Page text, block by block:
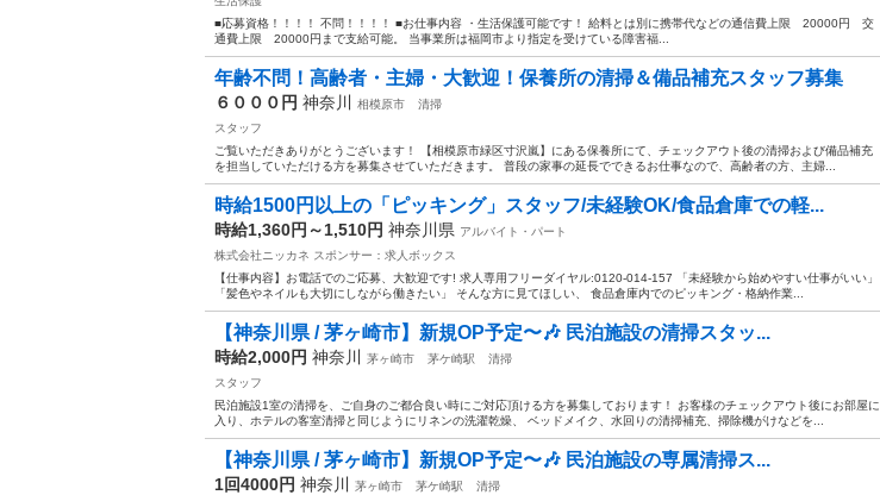
■応募資格！！！！ 不問！！！！ ■お仕事内容 ・生活保護可能です！ 給料とは別に携帯代などの通信費上限 20000円 交
通費上限 20000円まで支給可能。 当事業所は福岡市より指定を受けている障害福...
年齢不問！高齢者・主婦・大歓迎！保養所の清掃＆備品補充スタッフ募集
６０００円 神奈川 相模原市
清掃
スタッフ
ご覧いただきありがとうございます！ 【相模原市緑区寸沢嵐】にある保養所にて、チェックアウト後の清掃および備品補充
を担当していただける方を募集させていただきます。 普段の家事の延長でできるお仕事なので、高齢者の方、主婦...
時給1500円以上の「ピッキング」スタッフ/未経験OK/食品倉庫での軽...
時給1,360円～1,510円 神奈川県 アルバイト・パート
株式会社ニッカネ スポンサー：求人ボックス
【仕事内容】お電話でのご応募、大歓迎です! 求人専用フリーダイヤル:0120-014-157 「未経験から始めやすい仕事がいい」
「髪色やネイルも大切にしながら働きたい」 そんな方に見てほしい、 食品倉庫内でのピッキング・格納作業...
【神奈川県 / 茅ヶ崎市】新規OP予定〜🎶 民泊施設の清掃スタッ...
時給2,000円 神奈川 茅ヶ崎市 茅ケ崎駅
清掃
スタッフ
民泊施設1室の清掃を、ご自身のご都合良い時にご対応頂ける方を募集しております！ お客様のチェックアウト後にお部屋に
入り、ホテルの客室清掃と同じようにリネンの洗濯乾燥、 ベッドメイク、水回りの清掃補充、掃除機がけなどを...
【神奈川県 / 茅ヶ崎市】新規OP予定〜🎶 民泊施設の専属清掃ス...
1回4000円 神奈川 茅ヶ崎市 茅ケ崎駅
清掃